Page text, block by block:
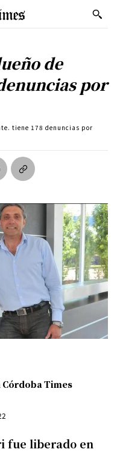
de
por
tiene 178 denuncias por
Times
fue liberado en